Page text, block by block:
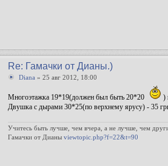
Re: Гамачки от Дианы.)
Diana » 25 авг 2012, 18:00
Многоэтажка 19*19(должен был быть 20*20
)
Двушка с дырами 30*25(по верхнему ярусу) - 35
Учитесь быть лучше, чeм вчера, а не лучше, чeм
Гамачки от Дианыviewtopic.php?f=22&t=90